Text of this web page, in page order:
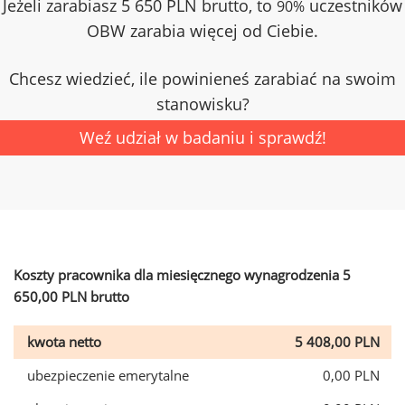
Jeżeli zarabiasz 5 650 PLN brutto, to 90% uczestników
OBW zarabia więcej od Ciebie.
Chcesz wiedzieć, ile powinieneś zarabiać na swoim
stanowisku?
Weź udział w badaniu i sprawdź!
Koszty pracownika dla miesięcznego wynagrodzenia 5
650,00 PLN brutto
kwota netto
5 408,00 PLN
ubezpieczenie emerytalne
0,00 PLN